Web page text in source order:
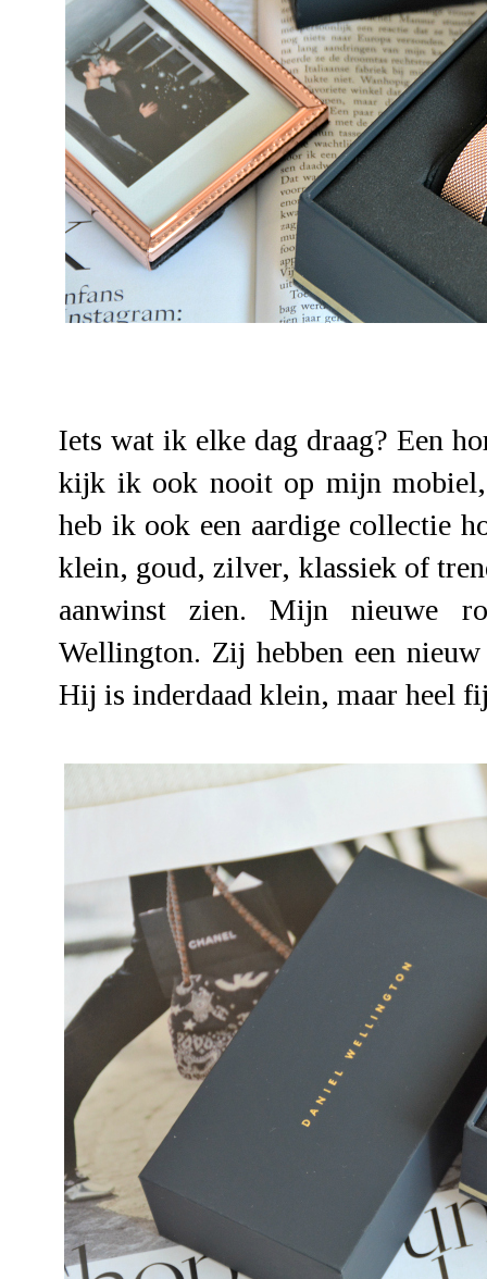
Iets wat ik elke dag draag? Een
kijk ik ook nooit op mijn
heb ik ook een aardige collectie
klein, goud, zilver, klassiek of
aanwinst zien. Mijn nieuwe
Wellington. Zij hebben een
Hij is inderdaad klein, maar heel